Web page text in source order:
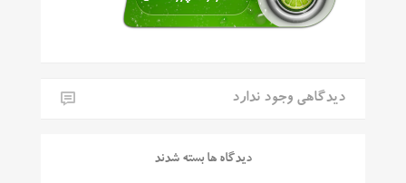
دیدگاهی وجود ندارد
دیدگاه ها بسته شدند